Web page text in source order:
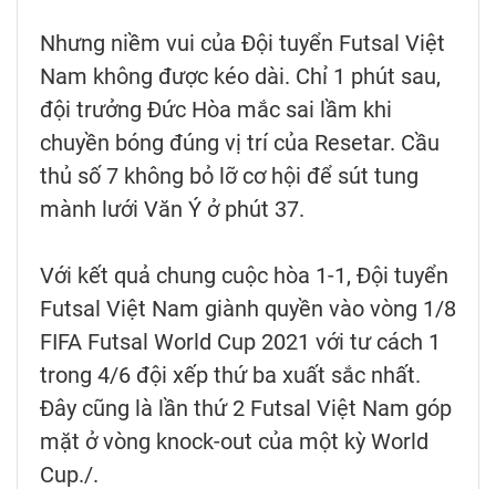
Nhưng niềm vui của Đội tuyển Futsal Việt
Nam không được kéo dài. Chỉ 1 phút sau,
đội trưởng Đức Hòa mắc sai lầm khi
chuyền bóng đúng vị trí của Resetar. Cầu
thủ số 7 không bỏ lỡ cơ hội để sút tung
mành lưới Văn Ý ở phút 37.
Với kết quả chung cuộc hòa 1-1, Đội tuyển
Futsal Việt Nam giành quyền vào vòng 1/8
FIFA Futsal World Cup 2021 với tư cách 1
trong 4/6 đội xếp thứ ba xuất sắc nhất.
Đây cũng là lần thứ 2 Futsal Việt Nam góp
mặt ở vòng knock-out của một kỳ World
Cup./.